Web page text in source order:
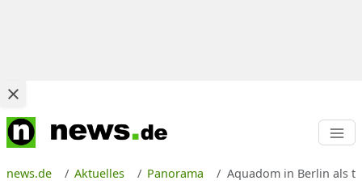
news.de Aktuelles Panorama Aquadom in Berlin als